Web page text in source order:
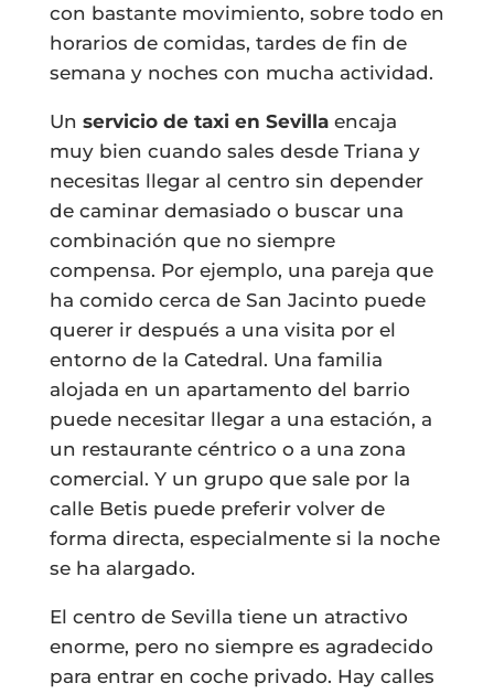
con bastante movimiento, sobre todo en
horarios de comidas, tardes de fin de
semana y noches con mucha actividad.
Un servicio de taxi en Sevillaencaja
muy bien cuando sales desde Triana y
necesitas llegar al centro sin depender
de caminar demasiado o buscar una
combinación que no siempre
compensa. Por ejemplo, una pareja que
ha comido cerca de San Jacinto puede
querer ir después a una visita por el
entorno de la Catedral. Una familia
alojada en un apartamento del barrio
puede necesitar llegar a una estación, a
un restaurante céntrico o a una zona
comercial. Y un grupo que sale por la
calle Betis puede preferir volver de
forma directa, especialmente si la noche
se ha alargado.
El centro de Sevilla tiene un atractivo
enorme, pero no siempre es agradecido
para entrar en coche privado. Hay calles